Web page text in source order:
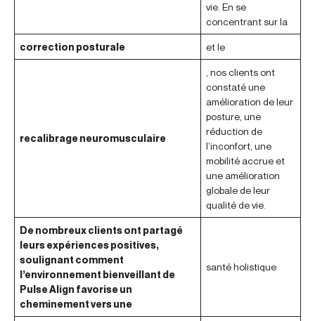
vie. En se
concentrant sur la
correction posturale et le
recalibrage neuromusculaire
, nos clients ont
constaté une
amélioration de leur
posture, une
réduction de
l’inconfort, une
mobilité accrue et
une amélioration
globale de leur
qualité de vie.
De nombreux clients ont partagé
leurs expériences positives,
soulignant comment
l’environnement bienveillant de
Pulse Align favorise un
cheminement vers une
santé holistique